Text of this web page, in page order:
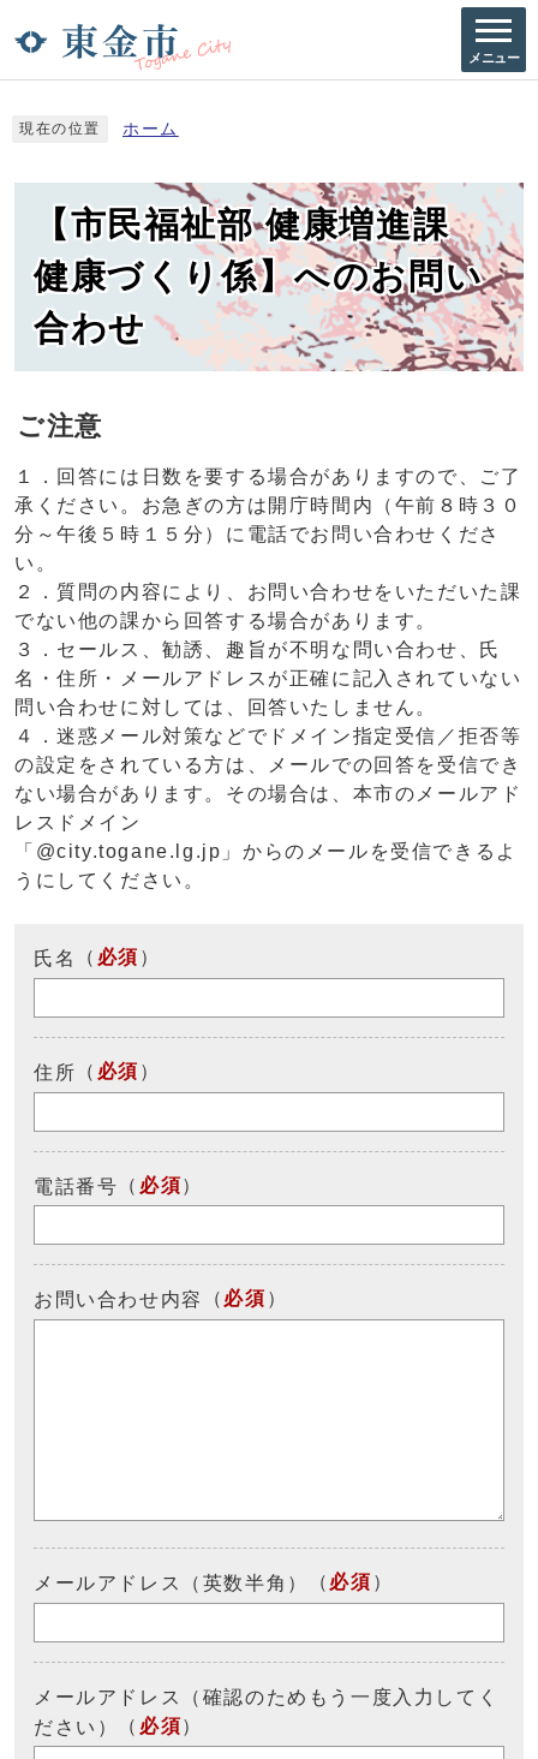
メニュー
現在の位置 ホーム
【市民福祉部 健康増進課
健康づくり係】へのお問い
合わせ
ご注意
１．回答には日数を要する場合がありますので、ご了
承ください。お急ぎの方は開庁時間内（午前８時３０
分～午後５時１５分）に電話でお問い合わせくださ
い。
２．質問の内容により、お問い合わせをいただいた課
でない他の課から回答する場合があります。
３．セールス、勧誘、趣旨が不明な問い合わせ、氏
名・住所・メールアドレスが正確に記入されていない
問い合わせに対しては、回答いたしません。
４．迷惑メール対策などでドメイン指定受信／拒否等
の設定をされている方は、メールでの回答を受信でき
ない場合があります。その場合は、本市のメールアド
レスドメイン
「@city.togane.lg.jp」からのメールを受信できるよ
うにしてください。
氏名 （ 必須 ）
住所 （ 必須 ）
電話番号 （ 必須）
お問い合わせ内容 （ 必須 ）
メールアドレス（英数半角） （ 必須 ）
メールアドレス（確認のためもう一度入力してく
ださい）
（ 必須）